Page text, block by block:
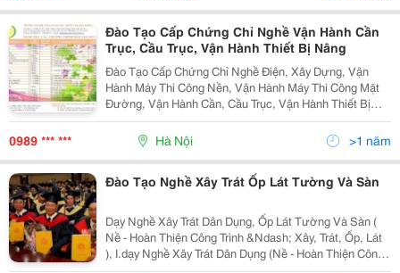
Đào Tạo Cấp Chứng Chỉ Nghề Vận Hành Cần
Trục, Cầu Trục, Vận Hành Thiết Bị Nâng
Đào Tạo Cấp Chứng Chỉ Nghề Điện, Xây Dựng, Vận
Hành Máy Thi Công Nền, Vận Hành Máy Thi Công Mặt
Đường, Vận Hành Cần, Cầu Trục, Vận Hành Thiết Bị
Nâng, Thiết Bị Áp Khí, Hàn, Cơ Khí, Điện Nước, May,
Nấu Ăn,Xây Trát Ốp Lat, Sửa Chữa Ô Tô, Xe Máy, Điện
0989 *** *** Hà Nội >1 năm
Đào Tạo Nghề Xây Trát Ốp Lát Tường Và Sàn
Dạy Nghề Xây Trát Dân Dụng, Ốp Lát Tường Và Sàn (
Nề - Hoàn Thiện Công Trình &Ndash; Xây, Trát, Ốp, Lát
), I.dạy Nghề Xây Trát Dân Dụng (Nề - Hoàn Thiện Công
Trình) Đối T Ượng Tuy Ển Sinh : Khóa Học Dành Cho